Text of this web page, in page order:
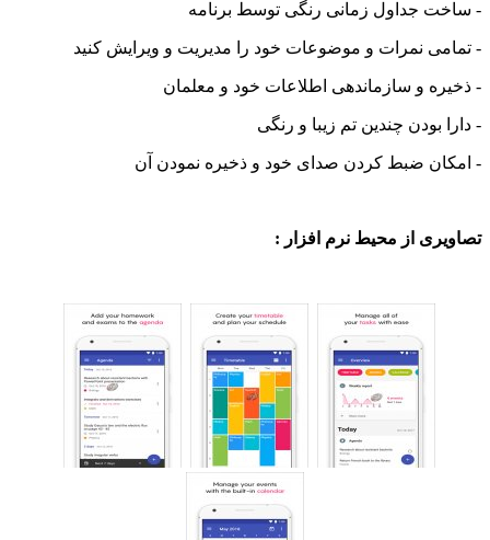
جداول زمانی رنگی توسط برنامه
نمرات و موضوعات خود را مدیریت و ویرایش کنید
و سازماندهی اطلاعات خود و معلمان
چندین تم زیبا و رنگی
ضبط کردن صدای خود و ذخیره نمودن آن
از محیط نرم افزار :